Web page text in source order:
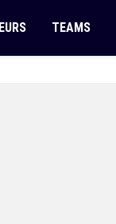
TEAMS